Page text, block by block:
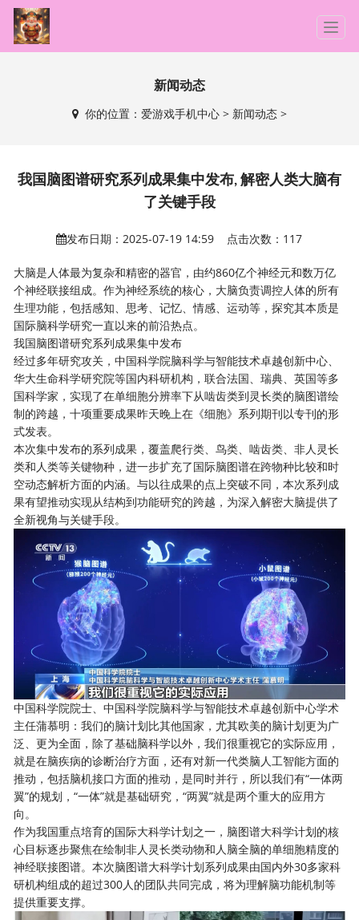
T
v
i
o
n
新闻动态
你的位置： 爱游戏手机中心> 新闻动态>
我国脑图谱研究系列成果集中发布, 解密人类大脑有
了关键手段
发布日期：2025-07-19 14:59 点击次数：117
大脑是人体最为复杂和精密的器官，由约860亿个神经元和数万亿
个神经联接组成。作为神经系统的核心，大脑负责调控人体的所有
生理功能，包括感知、思考、记忆、情感、运动等，探究其本质是
国际脑科学研究一直以来的前沿热点。
我国脑图谱研究系列成果集中发布
经过多年研究攻关，中国科学院脑科学与智能技术卓越创新中心、
华大生命科学研究院等国内科研机构，联合法国、瑞典、英国等多
国科学家，实现了在单细胞分辨率下从啮齿类到灵长类的脑图谱绘
制的跨越，十项重要成果昨天晚上在《细胞》系列期刊以专刊的形
式发表。
本次集中发布的系列成果，覆盖爬行类、鸟类、啮齿类、非人灵长
类和人类等关键物种，进一步扩充了国际脑图谱在跨物种比较和时
空动态解析方面的内涵。与以往成果的点上突破不同，本次系列成
果有望推动实现从结构到功能研究的跨越，为深入解密大脑提供了
全新视角与关键手段。
中国科学院院士、中国科学院脑科学与智能技术卓越创新中心学术
主任蒲慕明：我们的脑计划比其他国家，尤其欧美的脑计划更为广
泛、更为全面，除了基础脑科学以外，我们很重视它的实际应用，
就是在脑疾病的诊断治疗方面，还有对新一代类脑人工智能方面的
推动，包括脑机接口方面的推动，是同时并行，所以我们有“一体两
翼”的规划，“一体”就是基础研究，“两翼”就是两个重大的应用方
向。
作为我国重点培育的国际大科学计划之一，脑图谱大科学计划的核
心目标逐步聚焦在绘制非人灵长类动物和人脑全脑的单细胞精度的
神经联接图谱。本次脑图谱大科学计划系列成果由国内外30多家科
研机构组成的超过300人的团队共同完成，将为理解脑功能机制等
提供重要支撑。